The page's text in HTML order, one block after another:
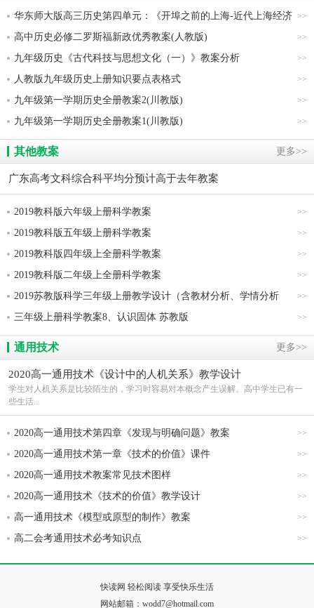
>>
华东师大版高三历史第四单元：《开埠之前的上海-近代上海经济
的发展与城市建设》教案
>>
高中历史必修二罗斯福新政优秀教案(人教版)
>>
九年级历史《古代科技与思想文化（一）》教案分析
>>
人教版九年级历史上册知识要点表格式
>>
九年级第一学期历史全册教案2(川教版)
>>
九年级第一学期历史全册教案1(川教版)
更多>>
其他教案
广东高考文科综合科平均分预计高于去年教案
>>
2019教科版六年级上册科学教案
>>
2019教科版五年级上册科学教案
>>
2019教科版四年级上全册科学教案
>>
2019教科版二年级上全册科学教案
>>
2019苏教版科学三年级上册教学设计（含教材分析、学情分析
等）共134页
>>
三年级上册科学教案8、认识固体 苏教版
更多>>
通用技术
2020高一通用技术《设计中的人机关系》教学设计
学生对人机关系是比较陌生的，学习时容易对本概念产生误解。高中学生已有一
些生活...
>>
2020高一通用技术第四章《发现与明确问题》教案
>>
2020高一通用技术第一章《技术的价值》课件
>>
2020高一通用技术教案常见技术图样
>>
2020高一通用技术《技术的价值》教学设计
>>
高一通用技术《模型或原型的制作》教案
>>
高二会考通用技术必考知识点
快读网 轻松阅读 享受快乐生活
网站邮箱：wodd7@hotmail.com